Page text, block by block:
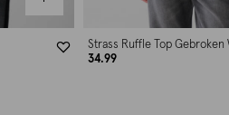
Strass Ruffle Top Gebroken
34.99